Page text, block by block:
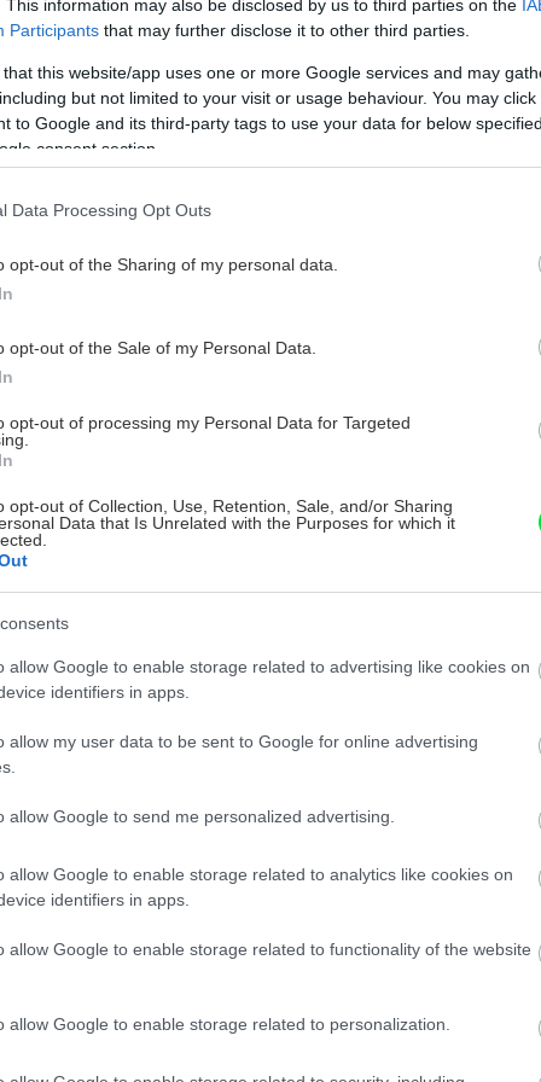
This information may also be disclosed by us to third parties on the
Participants that may further disclose it to other third parties.
that this website/app uses one or more Google services and may
but not limited to your visit or usage behaviour. You may
to Google and its third-party tags to use your data for below
consent section.
Data Processing Opt Outs
opt-out of the Sharing of my personal data.
opt-out of the Sale of my Personal Data.
opt-out of processing my Personal Data for Targeted
opt-out of Collection, Use, Retention, Sale, and/or Sharing
Data that Is Unrelated with the Purposes for which it
allow Google to enable storage related to advertising like cookies on
identifiers in apps.
allow my user data to be sent to Google for online advertising
allow Google to send me personalized advertising.
allow Google to enable storage related to analytics like cookies on
identifiers in apps.
allow Google to enable storage related to functionality of the website
allow Google to enable storage related to personalization.
pod 7 stupňov
do septembrových dní. Taktiež, ako v
– kým niektoré plody sú už
len kvitne. Keď začnú zasychať a stáčať
plody zberať. Pozor: dyňa po obratí už
kuchyni či komore, ako niektoré iné
je to v priestoroch s teplotou 13
Potom už kvalita plodov rapídne
byť dobre vetrané.
v pivnici
dozrievanie podľa farby plodu a vône.
miestnosti skladovania a stupňa zrelosti.
sedem týždňov v priestoroch s
má schopnosť dozrieť uskladnený,
menej zrelý a uložiť do pivnice alebo
vrstve na policu alebo ich zaveste do
alebo citrónov.